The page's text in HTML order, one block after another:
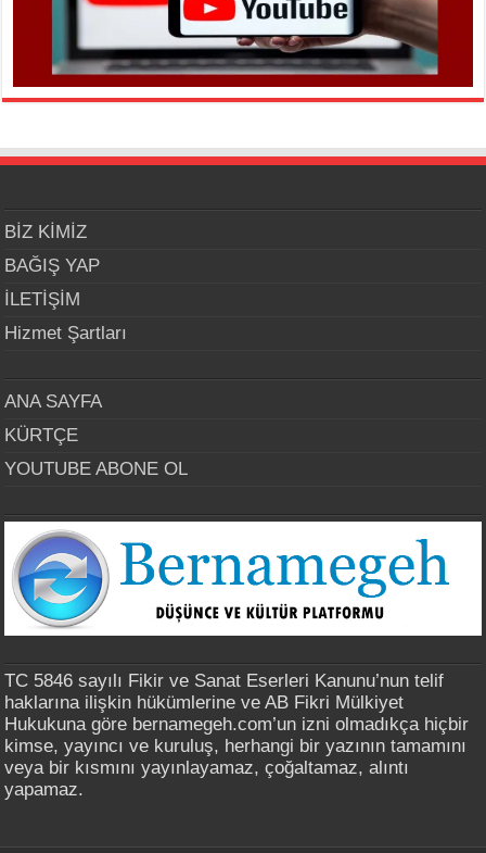
BİZ KİMİZ
BAĞIŞ YAP
İLETİŞİM
Hizmet Şartları
ANA SAYFA
KÜRTÇE
YOUTUBE ABONE OL
TC 5846 sayılı Fikir ve Sanat Eserleri Kanunu’nun telif
haklarına ilişkin hükümlerine ve AB Fikri Mülkiyet
Hukukuna göre bernamegeh.com’un izni olmadıkça hiçbir
kimse, yayıncı ve kuruluş, herhangi bir yazının tamamını
veya bir kısmını yayınlayamaz, çoğaltamaz, alıntı
yapamaz.